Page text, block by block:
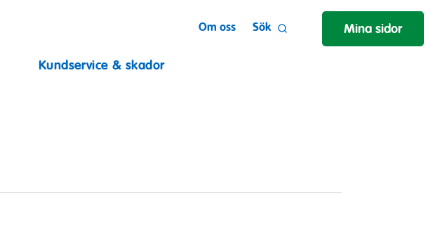
Kundservice & skador
Om oss Sök Mina sidor